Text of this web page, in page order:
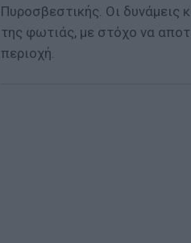
Πυροσβεστικής. Οι δυνάμεις
της φωτιάς, με στόχο να
περιοχή.